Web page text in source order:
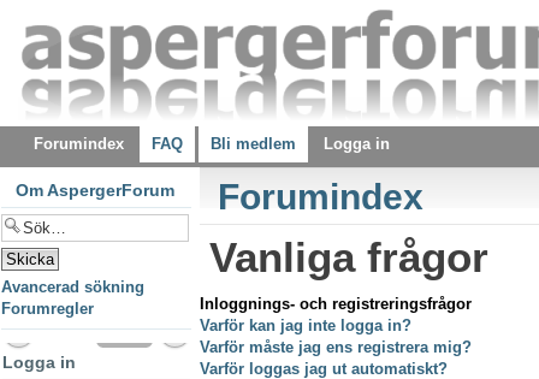
Forumindex FAQ Bli medlem Logga in
Forumindex
Vanliga frågor
Inloggnings- och registreringsfrågor
Varför kan jag inte logga in?
Varför måste jag ens registrera mig?
Varför loggas jag ut automatiskt?
Om AspergerForum
Avancerad sökning
Forumregler
Logga in